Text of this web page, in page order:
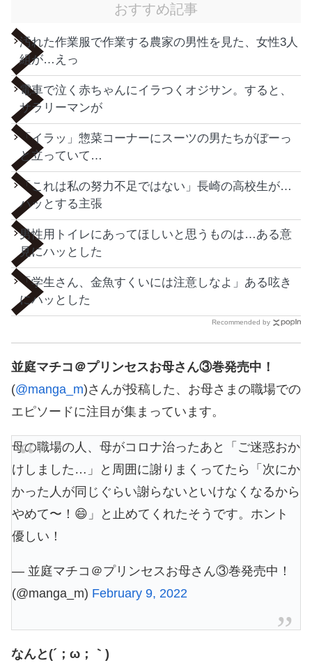
おすすめ記事
汚れた作業服で作業する農家の男性を見た、女性3人
組が…えっ
電車で泣く赤ちゃんにイラつくオジサン。すると、
サラリーマンが
「イラッ」惣菜コーナーにスーツの男たちがぼーっ
と立っていて…
「これは私の努力不足ではない」長崎の高校生が…
ハッとする主張
男性用トイレにあってほしいと思うものは…ある意
見にハッとした
「学生さん、金魚すくいには注意しなよ」ある呟き
にハッとした
Recommended by
並庭マチコ＠プリンセスお母さん③巻発売中！
(@manga_m)さんが投稿した、お母さまの職場での
エピソードに注目が集まっています。
母の職場の人、母がコロナ治ったあと「ご迷惑おか
けしました…」と周囲に謝りまくってたら「次にか
かった人が同じぐらい謝らないといけなくなるから
やめて〜！😄」と止めてくれたそうです。ホント
優しい！
— 並庭マチコ＠プリンセスお母さん③巻発売中！
(@manga_m) February 9, 2022
なんと(´；ω；｀)